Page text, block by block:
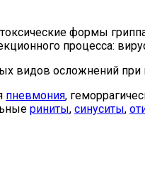
формы
процесса:
видов осложнений при
пневмония,
риниты, синуситы,